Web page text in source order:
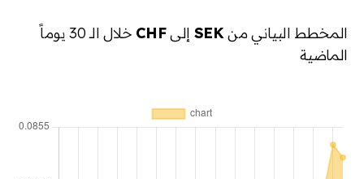
المخطط البياني منSEK إلىCHF
خلال الـ 30 يوماً
الماضية